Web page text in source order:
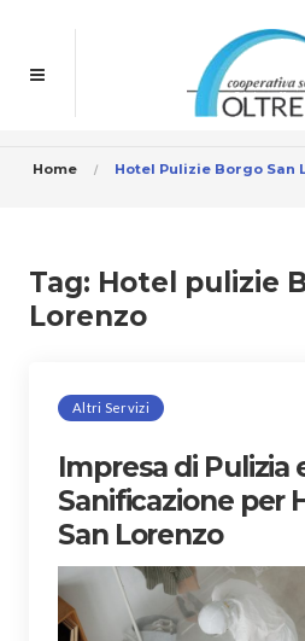
Home Hotel Pulizie Borgo San
Tag: Hotel pulizie
Lorenzo
Altri Servizi
Impresa di Pulizia
Sanificazione per
San Lorenzo